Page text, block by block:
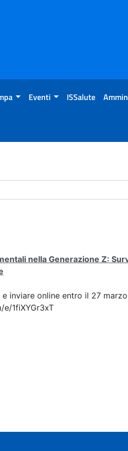
Eventi ISSalute
nella Generazione Z:
inviare online entro il 27
1fiXYGr3xT